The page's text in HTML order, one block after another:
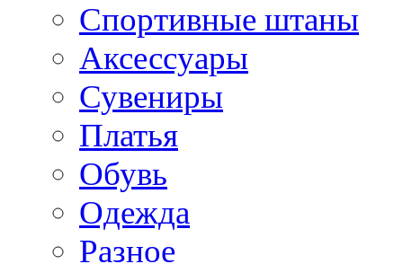
Спортивные штаны
Аксессуары
Сувениры
Платья
Обувь
Одежда
Разное